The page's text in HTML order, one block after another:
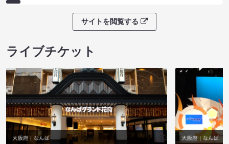
サイトを閲覧する
ライブチケット